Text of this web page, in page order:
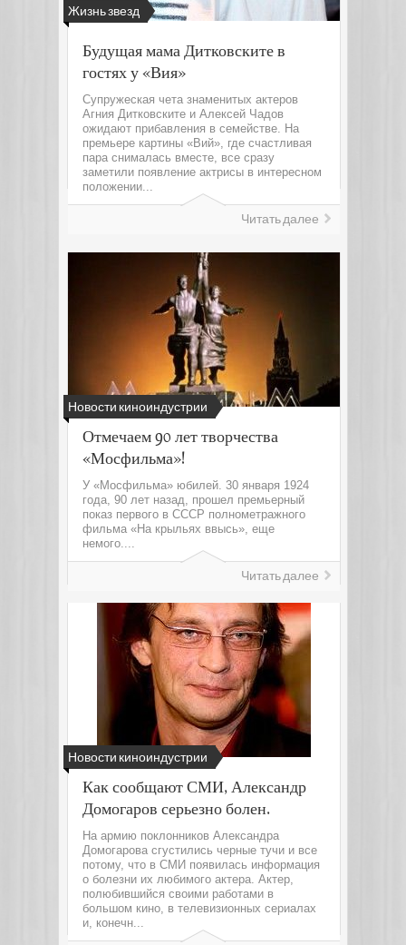
Жизнь звезд
Будущая мама Дитковските в
гостях у «Вия»
Супружеская чета знаменитых актеров
Агния Дитковските и Алексей Чадов
ожидают прибавления в семействе. На
премьере картины «Вий», где счастливая
пара снималась вместе, все сразу
заметили появление актрисы в интересном
положении...
Читать далее
Новости киноиндустрии
Отмечаем 90 лет творчества
«Мосфильма»!
У «Мосфильма» юбилей. 30 января 1924
года, 90 лет назад, прошел премьерный
показ первого в СССР полнометражного
фильма «На крыльях ввысь», еще
немого....
Читать далее
Новости киноиндустрии
Как сообщают СМИ, Александр
Домогаров серьезно болен.
На армию поклонников Александра
Домогарова сгустились черные тучи и все
потому, что в СМИ появилась информация
о болезни их любимого актера. Актер,
полюбившийся своими работами в
большом кино, в телевизионных сериалах
и, конечн...